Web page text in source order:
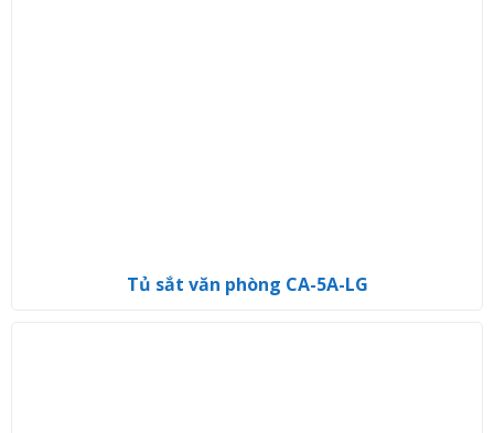
Tủ sắt văn phòng CA-5A-LG